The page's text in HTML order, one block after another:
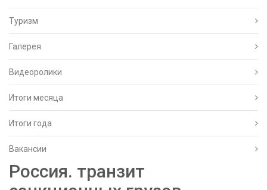
Туризм
Галерея
Видеоролики
Итоги месяца
Итоги года
Вакансии
Россия. транзит